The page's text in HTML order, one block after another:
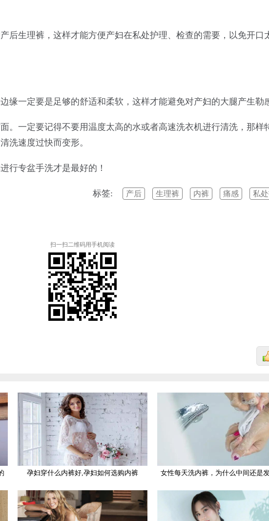
后生理裤，这样才能方便产妇在私处护理、检查的需要，以免开口
缘一定要是足够的舒适和柔软，这样才能避免对产妇的大腿产生勒
。一定要记得不要用温度太高的水或者高速洗衣机进行清洗，那样
洗速度过快而变形。
行专盆手洗才是最好的！
标签: 产后 生理裤 内裤 痛感 私
扫一扫二维码用手机阅读
孕妇穿什么内裤好,孕妇如何选购内裤
女性每天洗内裤，为什么中间还是